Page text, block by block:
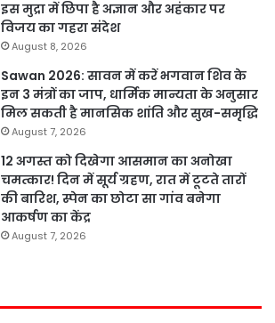
इस मुद्रा में छिपा है अज्ञान और अहंकार पर
विजय का गहरा संदेश
August 8, 2026
Sawan 2026: सावन में करें भगवान शिव के
इन 3 मंत्रों का जाप, धार्मिक मान्यता के अनुसार
मिल सकती है मानसिक शांति और सुख-समृद्धि
August 7, 2026
12 अगस्त को दिखेगा आसमान का अनोखा
चमत्कार! दिन में सूर्य ग्रहण, रात में टूटते तारों
की बारिश, स्पेन का छोटा सा गांव बनेगा
आकर्षण का केंद्र
August 7, 2026